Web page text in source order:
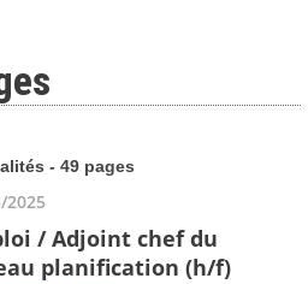
- 49 pages
2025
/ Adjoint chef du
planification (h/f)